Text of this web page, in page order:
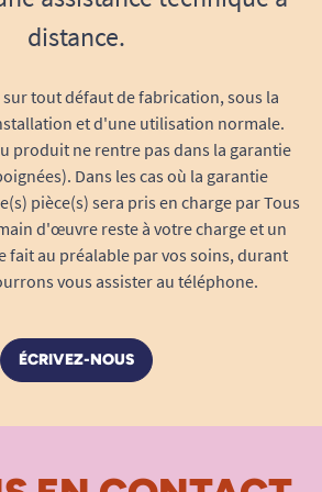
: retour en enfance et
« Petits chevaux »à la forme
motifs colorés et zones
chaque participant.
en bois naturels et
en main, très résistants
taille (32 mm), faciles à
velours noir pour ranger les
4), le jeu de petits chevaux
humeur ! Plusieurs
distance.
sur tout défaut de fabrication, sous la
et d'une utilisation normale.
produit ne rentre pas dans la garantie
Dans les cas où la garantie
pièce(s) sera pris en charge par Tous
d'œuvre reste à votre charge et un
fait au préalable par vos soins, durant
vous assister au téléphone.
ÉCRIVEZ-NOUS